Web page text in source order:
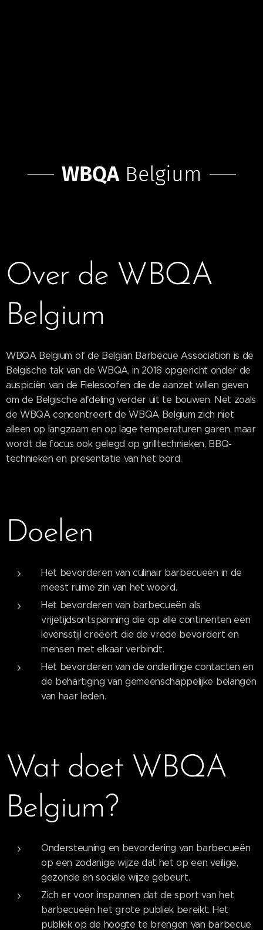
WBQABelgium
Over de WBQA
Belgium
WBQA Belgium of de Belgian Barbecue Association is de
Belgische tak van de WBQA, in 2018 opgericht onder de
auspiciën van de Fielesoofen die de aanzet willen geven
om de Belgische afdeling verder uit te bouwen. Net zoals
de WBQA concentreert de WBQA Belgium zich niet
alleen op langzaam en op lage temperaturen garen, maar
wordt de focus ook gelegd op grilltechnieken, BBQ-
technieken en presentatie van het bord.
Doelen
Het bevorderen van culinair barbecueën in de
meest ruime zin van het woord.
Het bevorderen van barbecueën als
vrijetijdsontspanning die op alle continenten een
levensstijl creëert die de vrede bevordert en
mensen met elkaar verbindt.
Het bevorderen van de onderlinge contacten en
de behartiging van gemeenschappelijke belangen
van haar leden.
Wat doet WBQA
Belgium?
Ondersteuning en bevordering van barbecueën
op een zodanige wijze dat het op een veilige,
gezonde en sociale wijze gebeurt.
Zich er voor inspannen dat de sport van het
barbecueën het grote publiek bereikt. Het
publiek op de hoogte te brengen van barbecue